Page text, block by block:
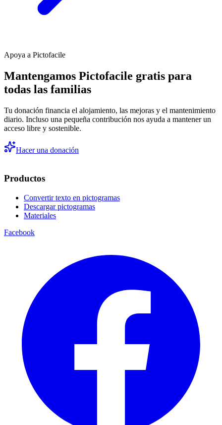
Apoya a Pictofacile
Mantengamos Pictofacile gratis para
todas las familias
Tu donación financia el alojamiento, las mejoras y el mantenimiento
diario. Incluso una pequeña contribución nos ayuda a mantener un
acceso libre y sostenible.
Hacer una donación
Productos
Convertir texto en pictogramas
Descargar pictogramas
Materiales
Facebook